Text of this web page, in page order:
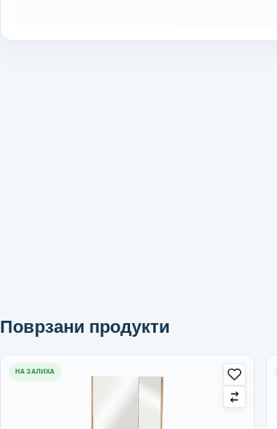
Поврзани продукти
НА ЗАЛИХА